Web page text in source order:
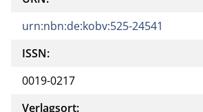
urn:nbn:de:kobv:525-24541
ISSN:
0019-0217
Verlagsort: